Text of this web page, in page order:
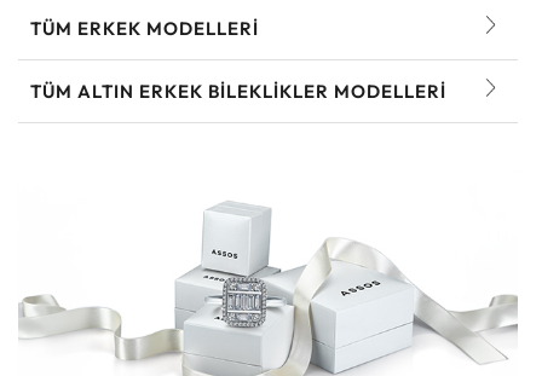
TÜM ERKEK MODELLERI
TÜM ALTIN ERKEK BILEKLIKLER MODELLERI